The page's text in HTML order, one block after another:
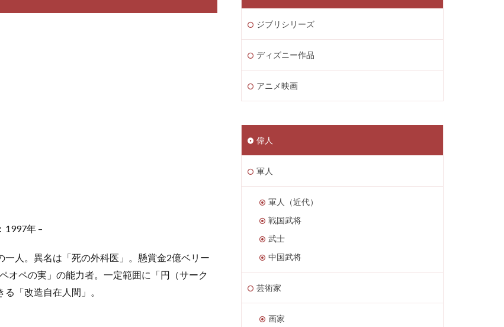
年 –
人。異名は「死の外科医」。懸賞金2億ベリー
ペの実」の能力者。一定範囲に「円（サーク
「改造自在人間」。
ジブリシリーズ
ディズニー作品
アニメ映画
偉人
軍人
軍人（近代）
戦国武将
武士
中国武将
芸術家
画家